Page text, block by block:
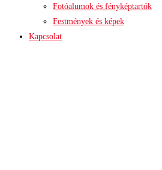
Fotóalumok és fényképtartók
Festmények és képek
Kapcsolat